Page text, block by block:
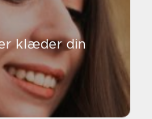
klæder din